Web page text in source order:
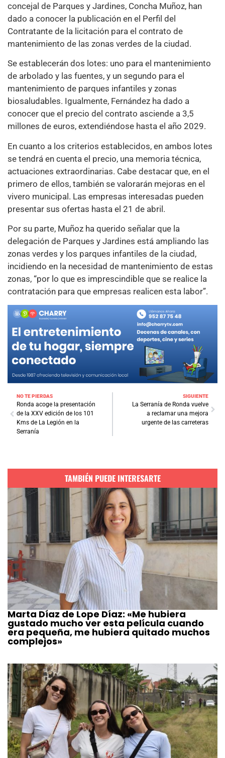
concejal de Parques y Jardines, Concha Muñoz, han
dado a conocer la publicación en el Perfil del
Contratante de la licitación para el contrato de
mantenimiento de las zonas verdes de la ciudad.
Se establecerán dos lotes: uno para el mantenimiento
de arbolado y las fuentes, y un segundo para el
mantenimiento de parques infantiles y zonas
biosaludables. Igualmente, Fernández ha dado a
conocer que el precio del contrato asciende a 3,5
millones de euros, extendiéndose hasta el año 2029.
En cuanto a los criterios establecidos, en ambos lotes
se tendrá en cuenta el precio, una memoria técnica,
actuaciones extraordinarias. Cabe destacar que, en el
primero de ellos, también se valorarán mejoras en el
vivero municipal. Las empresas interesadas pueden
presentar sus ofertas hasta el 21 de abril.
Por su parte, Muñoz ha querido señalar que la
delegación de Parques y Jardines está ampliando las
zonas verdes y los parques infantiles de la ciudad,
incidiendo en la necesidad de mantenimiento de estas
zonas, “por lo que es imprescindible que se realice la
contratación para que empresas realicen esta labor”.
NO TE PIERDAS
Ronda acoge la presentación
de la XXV edición de los 101
Kms de La Legión en la
Serranía
SIGUIENTE
La Serranía de Ronda vuelve
a reclamar una mejora
urgente de las carreteras
TAMBIÉN PUEDE INTERESARTE
Marta Díaz de Lope Díaz: «Me hubiera
gustado mucho ver esta película cuando
era pequeña, me hubiera quitado muchos
complejos»